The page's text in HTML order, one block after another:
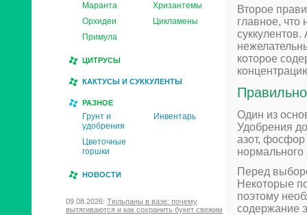
Маранта
Хризантемы
Орхидеи
Цикламены
Примула
ЦИТРУСЫ
КАКТУСЫ И СУККУЛЕНТЫ
РАЗНОЕ
Грунт и
удобрения
Инвентарь
Цветочные
горшки
НОВОСТИ
09.08.2026: Тюльпаны в вазе: почему
вытягиваются и как сохранить букет свежим
Второе
главное, что
которое
Один из
Удобрения
азот,
Перед
Некоторые
поэтому
содержание